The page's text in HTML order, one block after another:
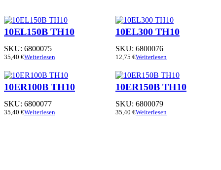
10EL150B TH10
SKU: 6800075
35,40 €Weiterlesen
10EL300 TH10
SKU: 6800076
12,75 €Weiterlesen
10ER100B TH10
SKU: 6800077
35,40 €Weiterlesen
10ER150B TH10
SKU: 6800079
35,40 €Weiterlesen